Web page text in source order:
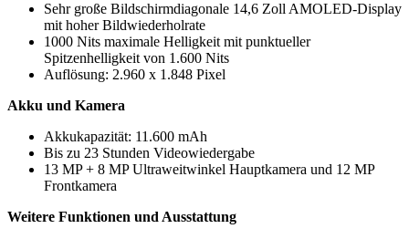
Sehr große Bildschirmdiagonale 14,6 Zoll AMOLED-Display
mit hoher Bildwiederholrate
1000 Nits maximale Helligkeit mit punktueller
Spitzenhelligkeit von 1.600 Nits
Auflösung: 2.960 x 1.848 Pixel
Akku und Kamera
Akkukapazität: 11.600 mAh
Bis zu 23 Stunden Videowiedergabe
13 MP + 8 MP Ultraweitwinkel Hauptkamera und 12 MP
Frontkamera
Weitere Funktionen und Ausstattung